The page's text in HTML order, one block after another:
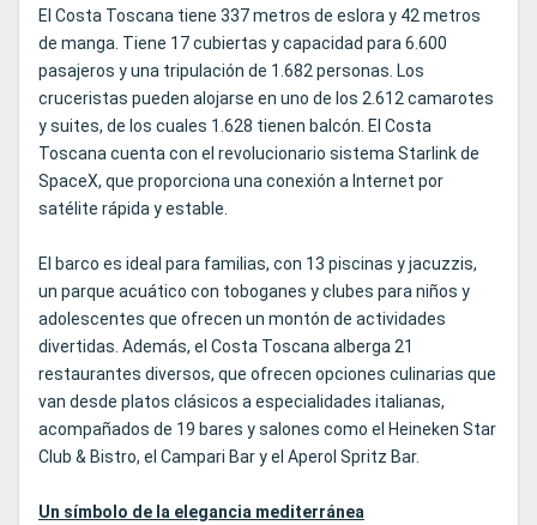
El Costa Toscana tiene 337 metros de eslora y 42 metros
de manga. Tiene 17 cubiertas y capacidad para 6.600
pasajeros y una tripulación de 1.682 personas. Los
cruceristas pueden alojarse en uno de los 2.612 camarotes
y suites, de los cuales 1.628 tienen balcón. El Costa
Toscana cuenta con el revolucionario sistema Starlink de
SpaceX, que proporciona una conexión a Internet por
satélite rápida y estable.
El barco es ideal para familias, con 13 piscinas y jacuzzis,
un parque acuático con toboganes y clubes para niños y
adolescentes que ofrecen un montón de actividades
divertidas. Además, el Costa Toscana alberga 21
restaurantes diversos, que ofrecen opciones culinarias que
van desde platos clásicos a especialidades italianas,
acompañados de 19 bares y salones como el Heineken Star
Club & Bistro, el Campari Bar y el Aperol Spritz Bar.
Un símbolo de la elegancia mediterránea